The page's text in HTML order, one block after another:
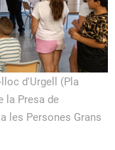
d'Urgell (Pla
la Presa de
les Persones Grans